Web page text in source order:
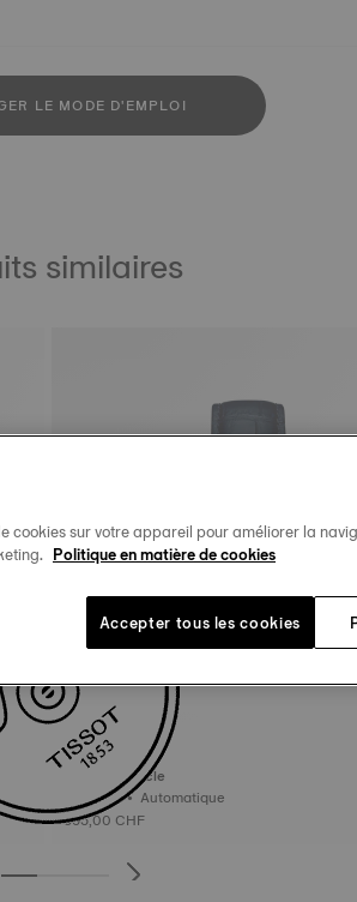
LE MODE D'EMPLOI
similaires
Tissot Le Locle
39.3 mm • Automatique
595,00 CHF
cookies sur votre appareil pour améliorer la
Politique en matière de cookies
Accepter tous les cookies